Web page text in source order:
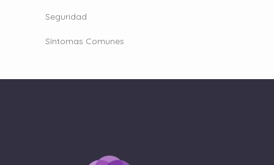
Seguridad
Síntomas Comunes